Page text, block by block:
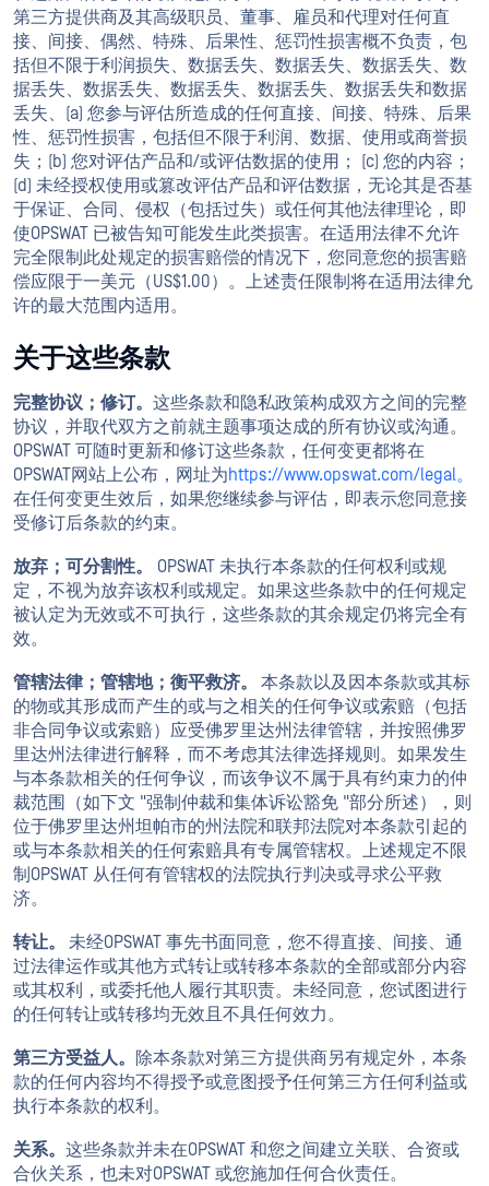
第三方提供商及其高级职员、董事、雇员和代理对任何直
接、间接、偶然、特殊、后果性、惩罚性损害概不负责，包
括但不限于利润损失、数据丢失、数据丢失、数据丢失、数
据丢失、数据丢失、数据丢失、数据丢失、数据丢失和数据
丢失、(a) 您参与评估所造成的任何直接、间接、特殊、后果
性、惩罚性损害，包括但不限于利润、数据、使用或商誉损
失；(b) 您对评估产品和/或评估数据的使用； (c) 您的内容；
(d) 未经授权使用或篡改评估产品和评估数据，无论其是否基
于保证、合同、侵权（包括过失）或任何其他法律理论，即
使OPSWAT 已被告知可能发生此类损害。在适用法律不允许
完全限制此处规定的损害赔偿的情况下，您同意您的损害赔
偿应限于一美元（US$1.00）。上述责任限制将在适用法律允
许的最大范围内适用。
关于这些条款
完整协议；修订。 这些条款和隐私政策构成双方之间的完整
协议，并取代双方之前就主题事项达成的所有协议或沟通。
OPSWAT 可随时更新和修订这些条款，任何变更都将在
OPSWAT网站上公布，网址为https://www.opswat.com/legal。
在任何变更生效后，如果您继续参与评估，即表示您同意接
受修订后条款的约束。
放弃；可分割性。
OPSWAT 未执行本条款的任何权利或规
定，不视为放弃该权利或规定。如果这些条款中的任何规定
被认定为无效或不可执行，这些条款的其余规定仍将完全有
效。
管辖法律；管辖地；衡平救济。 本条款以及因本条款或其标
的物或其形成而产生的或与之相关的任何争议或索赔（包括
非合同争议或索赔）应受佛罗里达州法律管辖，并按照佛罗
里达州法律进行解释，而不考虑其法律选择规则。如果发生
与本条款相关的任何争议，而该争议不属于具有约束力的仲
裁范围（如下文 "强制仲裁和集体诉讼豁免 "部分所述），则
位于佛罗里达州坦帕市的州法院和联邦法院对本条款引起的
或与本条款相关的任何索赔具有专属管辖权。上述规定不限
制OPSWAT 从任何有管辖权的法院执行判决或寻求公平救
济。
转让。 未经OPSWAT 事先书面同意，您不得直接、间接、通
过法律运作或其他方式转让或转移本条款的全部或部分内容
或其权利，或委托他人履行其职责。未经同意，您试图进行
的任何转让或转移均无效且不具任何效力。
第三方受益人。
除本条款对第三方提供商另有规定外，本条
款的任何内容均不得授予或意图授予任何第三方任何利益或
执行本条款的权利。
关系。 这些条款并未在OPSWAT 和您之间建立关联、合资或
合伙关系，也未对OPSWAT 或您施加任何合伙责任。